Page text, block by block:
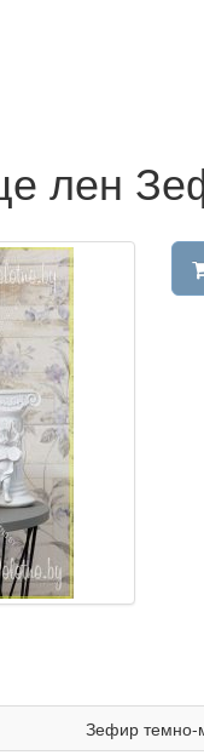
лен
Зефир темно-